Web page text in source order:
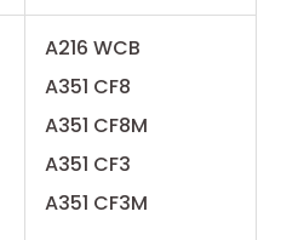
A216 WCB
A351 CF8
A351 CF8M
A351 CF3
A351 CF3M